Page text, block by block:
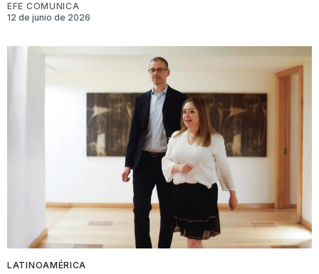
EFE COMUNICA
12 de junio de 2026
LATINOAMÉRICA